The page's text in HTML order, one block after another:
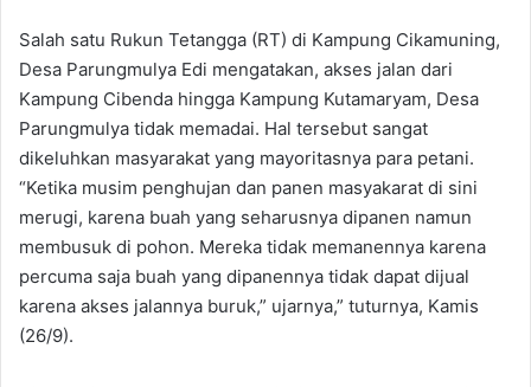
Salah satu Rukun Tetangga (RT) di Kampung Cikamuning,
Desa Parungmulya Edi mengatakan, akses jalan dari
Kampung Cibenda hingga Kampung Kutamaryam, Desa
Parungmulya tidak memadai. Hal tersebut sangat
dikeluhkan masyarakat yang mayoritasnya para petani.
“Ketika musim penghujan dan panen masyakarat di sini
merugi, karena buah yang seharusnya dipanen namun
membusuk di pohon. Mereka tidak memanennya karena
percuma saja buah yang dipanennya tidak dapat dijual
karena akses jalannya buruk,” ujarnya,” tuturnya, Kamis
(26/9).